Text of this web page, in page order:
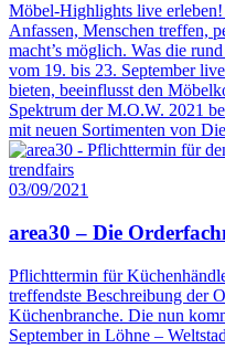
Möbel-Highlights live
Anfassen, Menschen treffen,
macht’s möglich. Was die
vom 19. bis 23. September
bieten, beeinflusst den
Spektrum der M.O.W. 2021
mit neuen Sortimenten von
03/09/2021
area30 – Die
Pflichttermin für
treffendste Beschreibung der
Küchenbranche. Die nun
September in Löhne –